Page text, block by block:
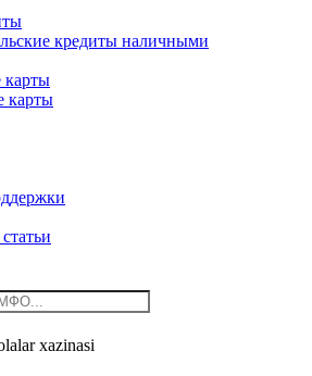
кредиты наличными
карты
карты
xazinasi